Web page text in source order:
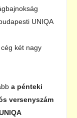
budapesti UNIQA
két nagy
a pénteki
versenyszám